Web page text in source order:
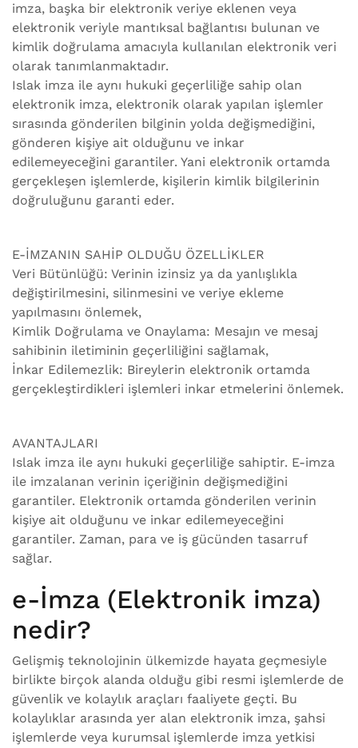
imza, başka bir elektronik veriye eklenen veya
elektronik veriyle mantıksal bağlantısı bulunan ve
kimlik doğrulama amacıyla kullanılan elektronik veri
olarak tanımlanmaktadır.
Islak imza ile aynı hukuki geçerliliğe sahip olan
elektronik imza, elektronik olarak yapılan işlemler
sırasında gönderilen bilginin yolda değişmediğini,
gönderen kişiye ait olduğunu ve inkar
edilemeyeceğini garantiler. Yani elektronik ortamda
gerçekleşen işlemlerde, kişilerin kimlik bilgilerinin
doğruluğunu garanti eder.
E-İMZANIN SAHİP OLDUĞU ÖZELLİKLER
Veri Bütünlüğü: Verinin izinsiz ya da yanlışlıkla
değiştirilmesini, silinmesini ve veriye ekleme
yapılmasını önlemek,
Kimlik Doğrulama ve Onaylama: Mesajın ve mesaj
sahibinin iletiminin geçerliliğini sağlamak,
İnkar Edilemezlik: Bireylerin elektronik ortamda
gerçekleştirdikleri işlemleri inkar etmelerini önlemek.
AVANTAJLARI
Islak imza ile aynı hukuki geçerliliğe sahiptir. E-imza
ile imzalanan verinin içeriğinin değişmediğini
garantiler. Elektronik ortamda gönderilen verinin
kişiye ait olduğunu ve inkar edilemeyeceğini
garantiler. Zaman, para ve iş gücünden tasarruf
sağlar.
e-İmza (Elektronik imza)
nedir?
Gelişmiş teknolojinin ülkemizde hayata geçmesiyle
birlikte birçok alanda olduğu gibi resmi işlemlerde de
güvenlik ve kolaylık araçları faaliyete geçti. Bu
kolaylıklar arasında yer alan elektronik imza, şahsi
işlemlerde veya kurumsal işlemlerde imza yetkisi